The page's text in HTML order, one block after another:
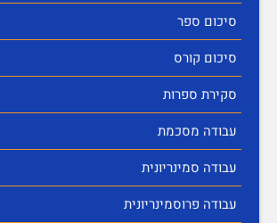
סיכום ספר
סיכום קורס
סקירת ספרות
עבודה מסכמת
עבודה סמינריונית
עבודה פרוסמינריונית